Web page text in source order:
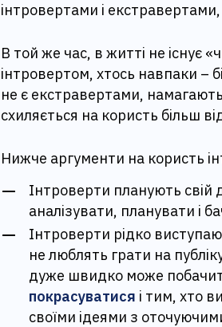
інтровертами і
В той же час, в житті не існує
інтровертом, хтось навпаки –
не є екстравертами,
схиляється на користь більш
Нижче аргументи на користь
Інтроверти планують свій
аналізувати, планувати і
Інтроверти рідко
не люблять грати на
дуже швидко може
покрасуватися і тим, хто
своїми ідеями з